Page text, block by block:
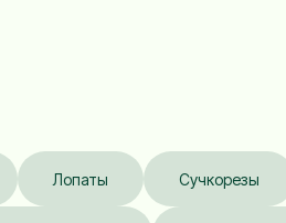
Лопаты Сучкорезы